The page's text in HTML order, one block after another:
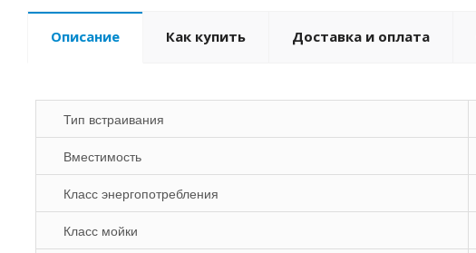
Описание Как купить Доставка и оплата
Тип встраивания
Вместимость
Класс энергопотребления
Класс мойки